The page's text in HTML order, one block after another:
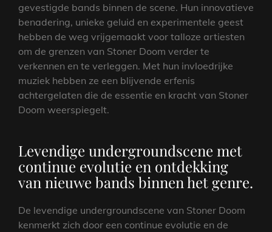
gevestigde bands binnen de scene. Hun innovatieve
benadering, unieke geluid en experimentele geest
hebben de weg vrijgemaakt voor talloze artiesten
om de grenzen van Stoner Doom verder te
verkennen en te verleggen. Met hun invloedrijke
muziek hebben ze een blijvende erfenis
achtergelaten die de essentie en kracht van Stoner
Doom weerspiegelt.
Levendige undergroundscene met
continue evolutie en ontdekking
van nieuwe bands binnen het genre.
De levendige undergroundscene van Stoner Doom
kenmerkt zich door een continue evolutie en de